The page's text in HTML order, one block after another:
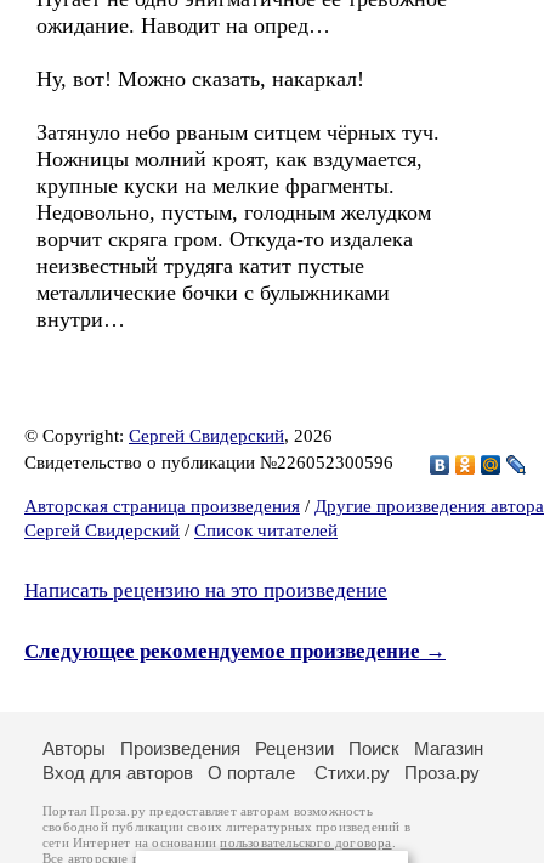
ожидание. Наводит на опред…
Ну, вот! Можно сказать, накаркал!
Затянуло небо рваным ситцем чёрных туч.
Ножницы молний кроят, как вздумается,
крупные куски на мелкие фрагменты.
Недовольно, пустым, голодным желудком
ворчит скряга гром. Откуда-то издалека
неизвестный трудяга катит пустые
металлические бочки с булыжниками
внутри…
© Copyright: Сергей Свидерский, 2026
Свидетельство о публикации №226052300596
Авторская страница произведения / Другие произведения автора
Сергей Свидерский / Список читателей
Написать рецензию на это произведение
Следующее рекомендуемое произведение →
Авторы Произведения Рецензии Поиск
Магазин
Вход для авторов
О портале Стихи.ру Проза.ру
Портал Проза.ру предоставляет авторам возможность
свободной публикации своих литературных произведений в
сети Интернет на основаниипользовательского договора
Все авторские права на произведения принадлежат авторам